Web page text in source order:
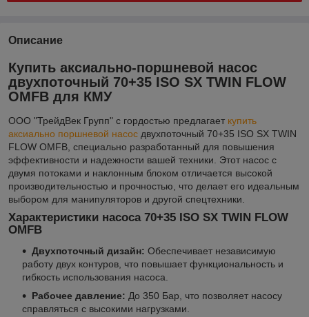
Описание
Купить аксиально-поршневой насос
двухпоточный 70+35 ISO SX TWIN FLOW
OMFB для КМУ
ООО "ТрейдВек Групп" с гордостью предлагает купить
аксиально поршневой насос двухпоточный 70+35 ISO SX TWIN
FLOW OMFB, специально разработанный для повышения
эффективности и надежности вашей техники. Этот насос с
двумя потоками и наклонным блоком отличается высокой
производительностью и прочностью, что делает его идеальным
выбором для манипуляторов и другой спецтехники.
Характеристики насоса 70+35 ISO SX TWIN FLOW
OMFB
Двухпоточный дизайн: Обеспечивает независимую
работу двух контуров, что повышает функциональность и
гибкость использования насоса.
Рабочее давление: До 350 Бар, что позволяет насосу
справляться с высокими нагрузками.